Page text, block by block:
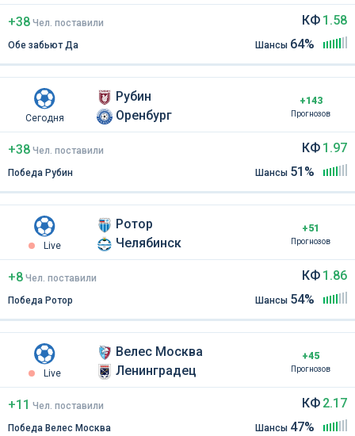
+38 Чел. поставили
Обе забьют Да
КФ 1.58
Шансы 64%
Сегодня
Рубин
Оренбург
+143
Прогнозов
+38 Чел. поставили
Победа Рубин
КФ 1.97
Шансы 51%
Live
Ротор
Челябинск
+51
Прогнозов
+8 Чел. поставили
Победа Ротор
КФ 1.86
Шансы 54%
Live
Велес Москва
Ленинградец
+45
Прогнозов
+11 Чел. поставили
Победа Велес Москва
КФ 2.17
Шансы 47%